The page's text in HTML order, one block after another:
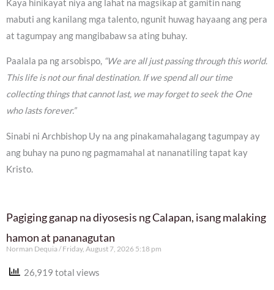
Kaya hinikayat niya ang lahat na magsikap at gamitin nang
mabuti ang kanilang mga talento, ngunit huwag hayaang ang pera
at tagumpay ang mangibabaw sa ating buhay.
Paalala pa ng arsobispo, “We are all just passing through this world.
This life is not our final destination. If we spend all our time
collecting things that cannot last, we may forget to seek the One
who lasts forever.”
Sinabi ni Archbishop Uy na ang pinakamahalagang tagumpay ay
ang buhay na puno ng pagmamahal at nananatiling tapat kay
Kristo.
Pagiging ganap na diyosesis ng Calapan, isang malaking
hamon at pananagutan
Norman Dequia Friday, August 7, 2026 5:18 pm
26,919 total views